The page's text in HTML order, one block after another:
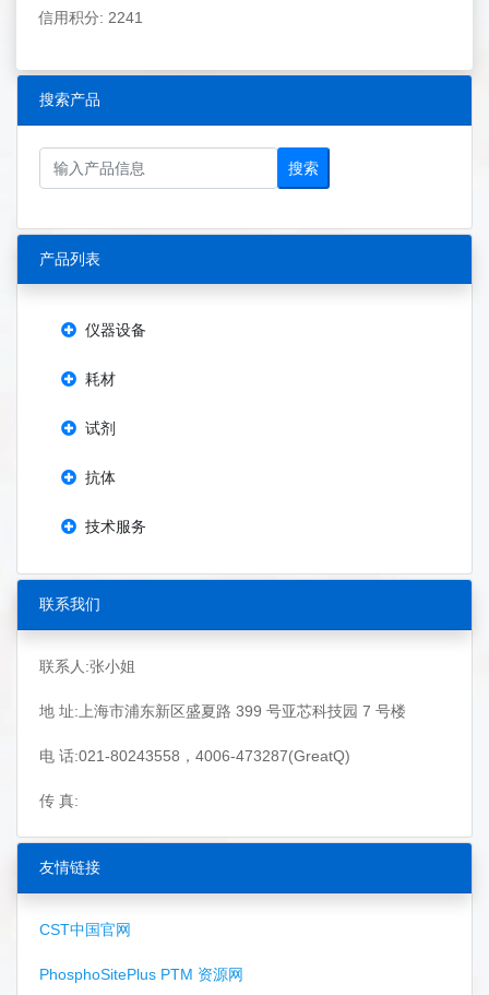
信用积分: 2241
搜索产品
搜索
产品列表
仪器设备
耗材
试剂
抗体
技术服务
联系我们
联系人:张小姐
地 址:上海市浦东新区盛夏路 399 号亚芯科技园 7 号楼
电 话:021-80243558，4006-473287(GreatQ)
传 真:
友情链接
CST中国官网
PhosphoSitePlus PTM 资源网